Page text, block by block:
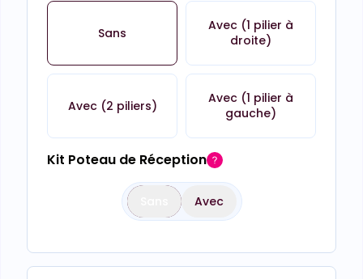
Sans
Avec (1 pilier à
droite)
Avec (2 piliers)
Avec (1 pilier à
gauche)
Kit Poteau de Réception
Avec